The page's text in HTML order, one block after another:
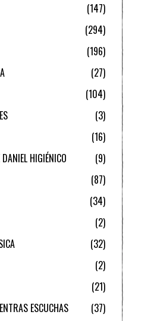
147
294
196
27
104
3
16
HIGIÉNICO
9
87
34
2
32
2
21
ESCUCHAS
37